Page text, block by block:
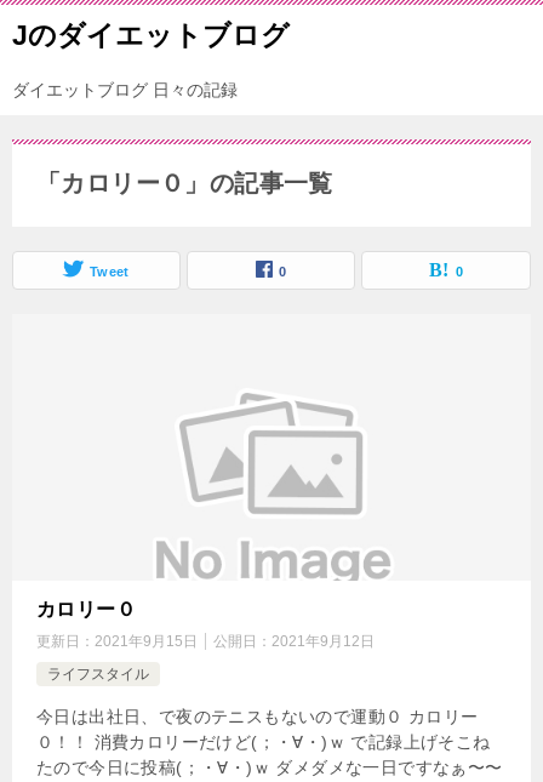
Jのダイエットブログ
ダイエットブログ 日々の記録
「カロリー０」の記事一覧
Tweet 0 0
カロリー０
更新日： 2021年9月15日 公開日： 2021年9月12日
ライフスタイル
今日は出社日、で夜のテニスもないので運動０ カロリー
０！！ 消費カロリーだけど(；・∀・)ｗ で記録上げそこね
たので今日に投稿(；・∀・)ｗ ダメダメな一日ですなぁ〜〜